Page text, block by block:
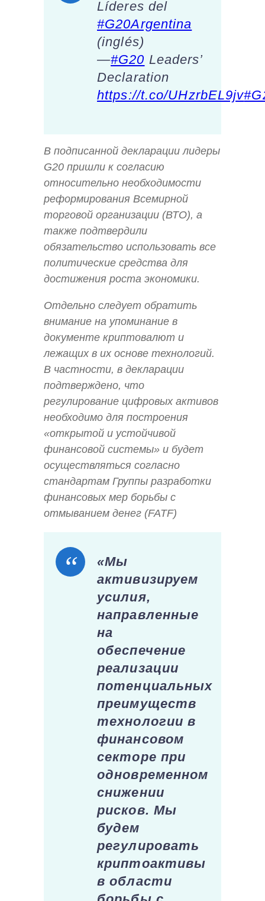
Líderes del
#G20Argentina
(inglés)
—#G20 Leaders’
Declaration
https://t.co/UHzrbEL9jv
В подписанной декларации лидеры
G20 пришли к согласию
относительно необходимости
реформирования Всемирной
торговой организации (ВТО), а
также подтвердили
обязательство использовать все
политические средства для
достижения роста экономики.
Отдельно следует обратить
внимание на упоминание в
документе криптовалют и
лежащих в их основе технологий.
В частности, в декларации
подтверждено, что
регулирование цифровых активов
необходимо для построения
«открытой и устойчивой
финансовой системы» и будет
осуществляться согласно
стандартам Группы разработки
финансовых мер борьбы с
отмыванием денег (FATF)
«Мы
активизируем
усилия,
направленные
на
обеспечение
реализации
потенциальных
преимуществ
технологии в
финансовом
секторе при
одновременном
снижении
рисков. Мы
будем
регулировать
криптоактивы
в области